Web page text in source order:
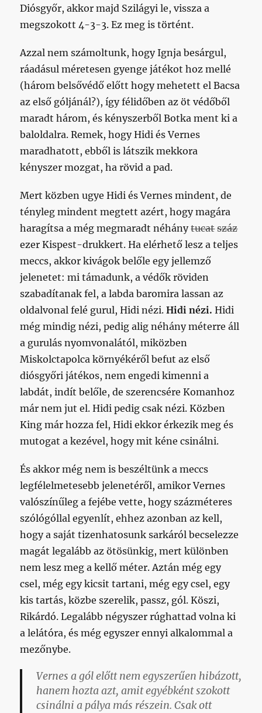
Diósgyőr, akkor majd Szilágyi le, vissza a
megszokott 4-3-3. Ez meg is történt.
Azzal nem számoltunk, hogy Ignja besárgul,
ráadásul méretesen gyenge játékot hoz mellé
(három belsővédő előtt hogy mehetett el Bacsa
az első góljánál?), így félidőben az öt védőből
maradt három, és kényszerből Botka ment ki a
baloldalra. Remek, hogy Hidi és Vernes
maradhatott, ebből is látszik mekkora
kényszer mozgat, ha rövid a pad.
Mert közben ugye Hidi és Vernes mindent, de
tényleg mindent megtett azért, hogy magára
haragítsa a még megmaradt néhánytucat száz
ezer Kispest-drukkert. Ha elérhető lesz a teljes
meccs, akkor kivágok belőle egy jellemző
jelenetet: mi támadunk, a védők röviden
szabadítanak fel, a labda baromira lassan az
oldalvonal felé gurul, Hidi nézi.Hidi nézi. Hidi
még mindig nézi, pedig alig néhány méterre áll
a gurulás nyomvonalától, miközben
Miskolctapolca környékéről befut az első
diósgyőri játékos, nem engedi kimenni a
labdát, indít belőle, de szerencsére Komanhoz
már nem jut el. Hidi pedig csak nézi. Közben
King már hozza fel, Hidi ekkor érkezik meg és
mutogat a kezével, hogy mit kéne csinálni.
És akkor még nem is beszéltünk a meccs
legfélelmetesebb jelenetéről, amikor Vernes
valószínűleg a fejébe vette, hogy százméteres
szólógóllal egyenlít, ehhez azonban az kell,
hogy a saját tizenhatosunk sarkáról becselezze
magát legalább az ötösünkig, mert különben
nem lesz meg a kellő méter. Aztán még egy
csel, még egy kicsit tartani, még egy csel, egy
kis tartás, közbe szerelik, passz, gól. Köszi,
Rikárdó. Legalább négyszer rúghattad volna ki
a lelátóra, és még egyszer ennyi alkalommal a
mezőnybe.
Vernes a gól előtt nem egyszerűen hibázott,
hanem hozta azt, amit egyébként szokott
csinálni a pálya más részein. Csak ott